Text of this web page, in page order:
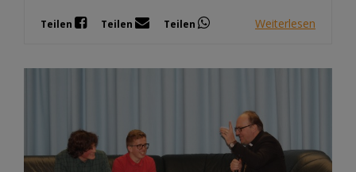
Teilen Teilen Teilen Weiterlesen